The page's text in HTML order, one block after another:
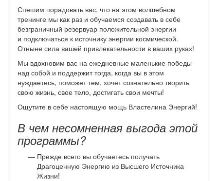
Спешим порадовать вас, что на этом волшебном
тренинге мы как раз и обучаемся создавать в себе
безграничный резервуар положительной энергии
и подключаться к источнику энергии космической.
Отныне сила вашей привлекательности в ваших руках!
Мы вдохновим вас на ежедневные маленькие победы
над собой и поддержит тогда, когда вы в этом
нуждаетесь, поможет тем, хочет сознательно творить
свою жизнь, свое тело, достигать свои мечты!
Ощутите в себе настоящую мощь Властелина Энергий!
В чем несомненная выгода этой
программы?
Прежде всего вы обучаетесь получать
Драгоценную Энергию из Высшего Источника
Жизни!